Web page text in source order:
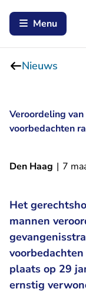
Menu
Nieuws
Veroordeling
voorbedachten
Den Haag | 7
Het
mannen
plaats op 29
ernstig